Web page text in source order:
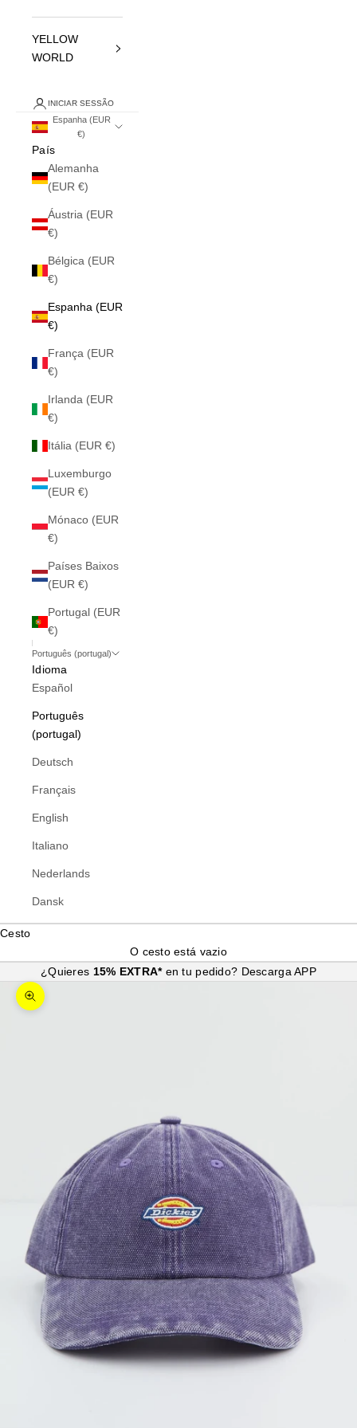
YELLOW
WORLD
INICIAR SESSÃO
Espanha (EUR
€)
País
Alemanha
(EUR €)
Áustria (EUR
€)
Bélgica (EUR
€)
Espanha (EUR
€)
França (EUR
€)
Irlanda (EUR
€)
Itália (EUR €)
Luxemburgo
(EUR €)
Mónaco (EUR
€)
Países Baixos
(EUR €)
Portugal (EUR
€)
Português (portugal)
Idioma
Español
Português
(portugal)
Deutsch
Français
English
Italiano
Nederlands
Dansk
Cesto
O cesto está vazio
¿Quieres 15% EXTRA* en tu pedido? Descarga APP
Ampliar